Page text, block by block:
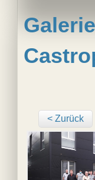
< Zurück